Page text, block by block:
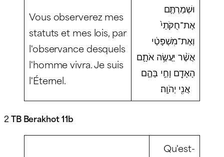
Vous observerez mes
statuts et mes lois, par
l'observance desquels
l'homme vivra. Je suis
l'Éternel.
וּשְׁמַרְתֶּ֤ם
אֶת־חֻקֹּתַי֙
וְאֶת־מִשְׁפָּטַ֔י
אֲשֶׁ֨ר יַעֲשֶׂ֥ה אֹתָ֛ם
הָאָדָ֖ם וָחַ֣י בָּהֶ֑ם
2TB Berakhot 11b
Qu'est-